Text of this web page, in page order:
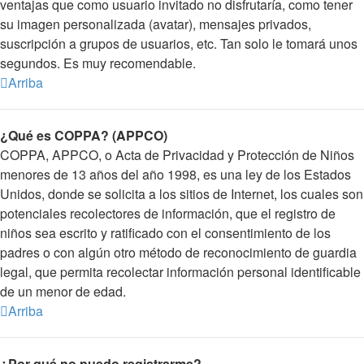
ventajas que como usuario invitado no disfrutaría, como tener
su imagen personalizada (avatar), mensajes privados,
suscripción a grupos de usuarios, etc. Tan solo le tomará unos
segundos. Es muy recomendable.
Arriba
¿Qué es COPPA? (APPCO)
COPPA, APPCO, o Acta de Privacidad y Protección de Niños
menores de 13 años del año 1998, es una ley de los Estados
Unidos, donde se solicita a los sitios de Internet, los cuales son
potenciales recolectores de información, que el registro de
niños sea escrito y ratificado con el consentimiento de los
padres o con algún otro método de reconocimiento de guardia
legal, que permita recolectar información personal identificable
de un menor de edad.
Arriba